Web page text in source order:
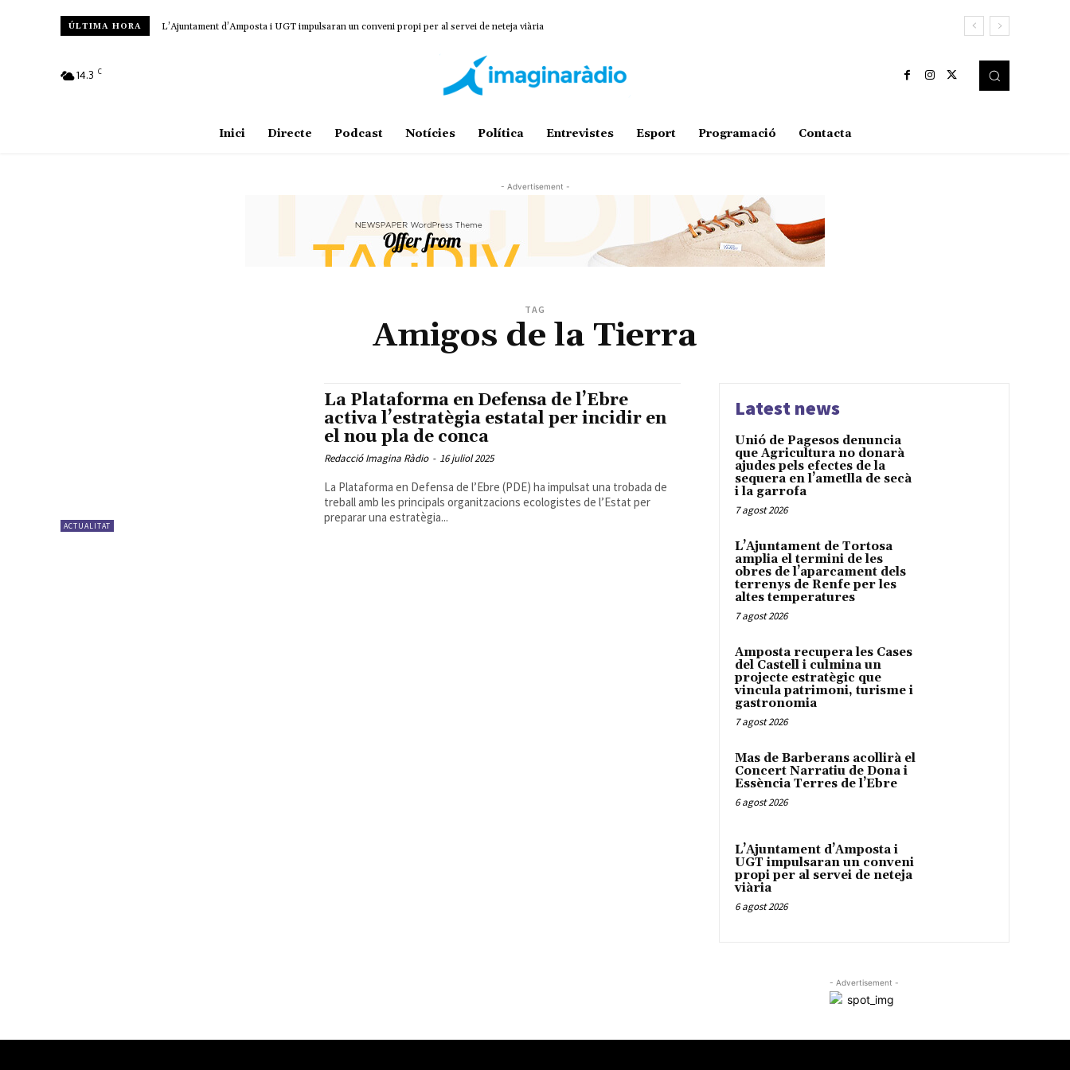
ÚLTIMA HORA L’Ajuntament d’Amposta i UGT impulsaran un conveni propi per al servei de neteja viària
14.3 C
Inici Directe Podcast Notícies Política Entrevistes Esport Programació Contacta
- Advertisement -
TAG
Amigos de la Tierra
ACTUALITAT
La Plataforma en Defensa de l’Ebre
activa l’estratègia estatal per incidir en
el nou pla de conca
Redacció Imagina Ràdio - 16 juliol 2025
La Plataforma en Defensa de l’Ebre (PDE) ha impulsat una trobada de
treball amb les principals organitzacions ecologistes de l’Estat per
preparar una estratègia...
Latest news
Unió de Pagesos denuncia
que Agricultura no donarà
ajudes pels efectes de la
sequera en l’ametlla de secà
i la garrofa
7 agost 2026
L’Ajuntament de Tortosa
amplia el termini de les
obres de l’aparcament dels
terrenys de Renfe per les
altes temperatures
7 agost 2026
Amposta recupera les Cases
del Castell i culmina un
projecte estratègic que
vincula patrimoni, turisme i
gastronomia
7 agost 2026
Mas de Barberans acollirà el
Concert Narratiu de Dona i
Essència Terres de l’Ebre
6 agost 2026
L’Ajuntament d’Amposta i
UGT impulsaran un conveni
propi per al servei de neteja
viària
6 agost 2026
- Advertisement -